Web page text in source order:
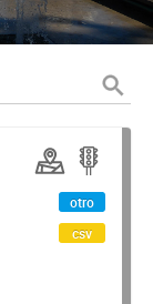
otro
csv